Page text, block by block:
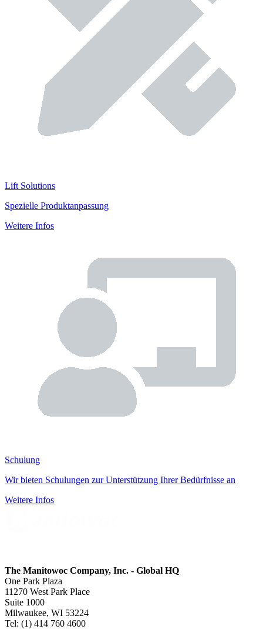
Lift Solutions
Spezielle Produktanpassung
Weitere Infos
Schulung
Wir bieten Schulungen zur Unterstützung Ihrer Bedürfnisse an
Weitere Infos
The Manitowoc Company, Inc. - Global HQ
One Park Plaza
11270 West Park Place
Suite 1000
Milwaukee, WI 53224
Tel: (1) 414 760 4600